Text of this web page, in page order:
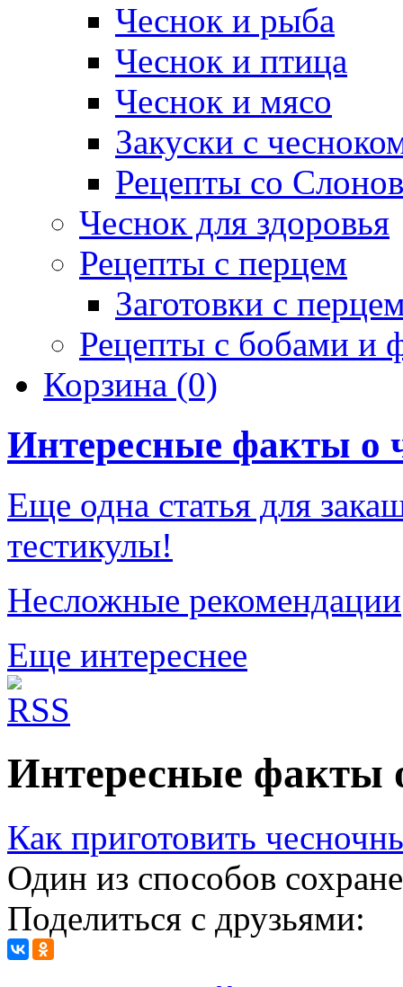
Чеснок и рыба
Чеснок и птица
Чеснок и мясо
Закуски с
Рецепты со
Чеснок для здоровья
Рецепты с перцем
Заготовки с
Рецепты с бобами и
Корзина (0)
Интересные факты о
Еще одна статья для
тестикулы!
Несложные рекомендации
Еще интереснее
Интересные факты
Как приготовить
Один из способов
Поделиться с друзьями: